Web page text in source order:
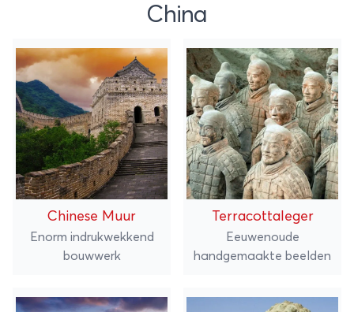
China
Chinese Muur
Enorm indrukwekkend
bouwwerk
Terracottaleger
Eeuwenoude
handgemaakte beelden